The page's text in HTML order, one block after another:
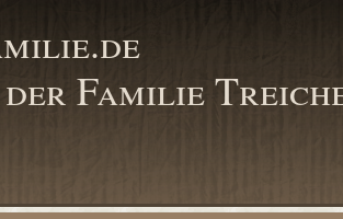
Familie